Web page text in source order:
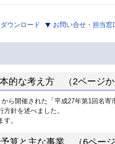
ダウンロード お問い合せ・担当窓
的な考え方 （2ページか
ら開催された「平成27年第1回名
針を述べました。
。
算と主な事業 （6ページ